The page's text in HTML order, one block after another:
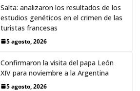
Salta: analizaron los resultados de los
estudios genéticos en el crimen de las
turistas francesas
5 agosto, 2026
Confirmaron la visita del papa León
XIV para noviembre a la Argentina
5 agosto, 2026